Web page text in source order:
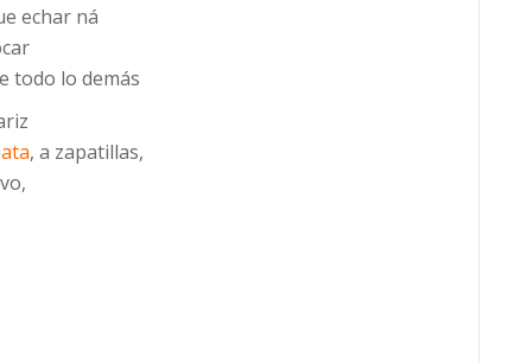
echar ná
todo lo demás
, a zapatillas,